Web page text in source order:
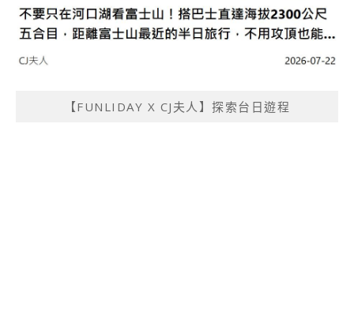
【FUNLIDAY X CJ夫人】探索台日遊程